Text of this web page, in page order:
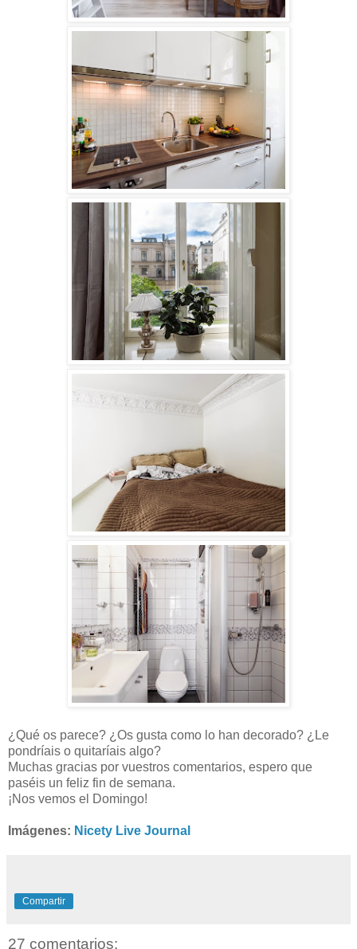
¿Qué os parece? ¿Os gusta como lo han decorado? ¿Le
pondríais o quitaríais algo?
Muchas gracias por vuestros comentarios, espero que
paséis un feliz fin de semana.
¡Nos vemos el Domingo!
Imágenes: Nicety Live Journal
Compartir
27 comentarios: